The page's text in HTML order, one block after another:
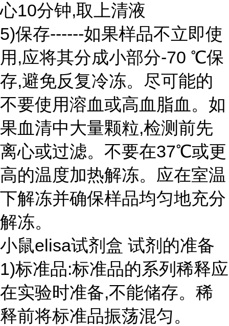
心10分钟,取上清液
5)保存------如果样品不立即使
用,应将其分成小部分-70 ℃保
存,避免反复冷冻。尽可能的
不要使用溶血或高血脂血。如
果血清中大量颗粒,检测前先
离心或过滤。不要在37℃或更
高的温度加热解冻。应在室温
下解冻并确保样品均匀地充分
解冻。
小鼠elisa试剂盒 试剂的准备
1)标准品:标准品的系列稀释应
在实验时准备,不能储存。稀
释前将标准品振荡混匀。